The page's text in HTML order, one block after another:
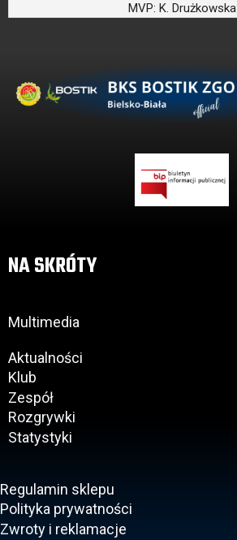
MVP: K. Drużkowska
NA SKRÓTY
Multimedia
Aktualności
Klub
Zespół
Rozgrywki
Statystyki
Regulamin sklepu
Polityka prywatności
Zwroty i reklamacje